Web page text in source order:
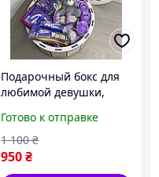
Подарочный бокс для
любимой девушки,
сладостями в подарок,
бокс со сладостями
Готово к отправке
950₴
1 100 ₴